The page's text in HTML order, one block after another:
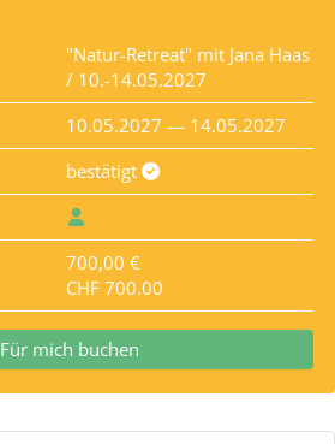
"Natur-Retreat" mit Jana Haas
/ 10.-14.05.2027
10.05.2027 — 14.05.2027
bestätigt
700,00 €
CHF 700.00
Für mich buchen